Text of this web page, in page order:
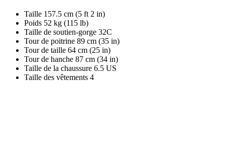
Taille 157.5 cm (5 ft 2 in)
Poids 52 kg (115 lb)
Taille de soutien-gorge 32C
Tour de poitrine 89 cm (35 in)
Tour de taille 64 cm (25 in)
Tour de hanche 87 cm (34 in)
Taille de la chaussure 6.5 US
Taille des vêtements 4